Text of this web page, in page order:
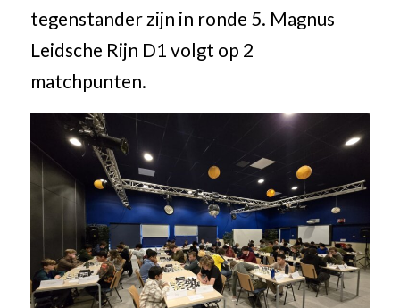
tegenstander zijn in ronde 5. Magnus
Leidsche Rijn D1 volgt op 2
matchpunten.